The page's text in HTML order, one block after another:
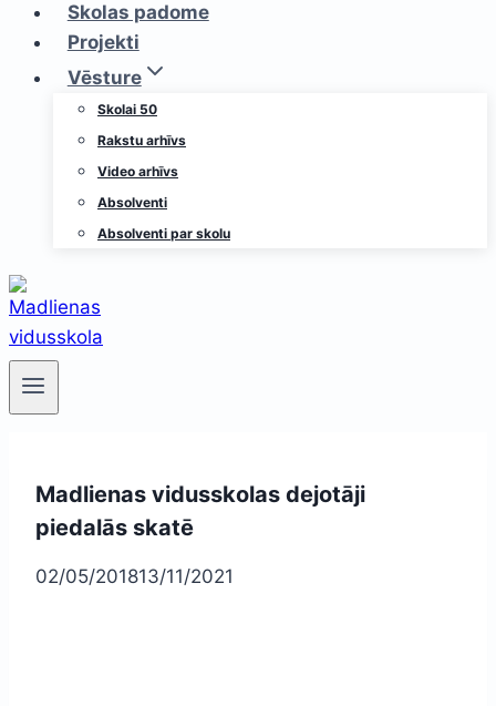
Skolas padome
Projekti
Vēsture
Skolai 50
Rakstu arhīvs
Video arhīvs
Absolventi
Absolventi par skolu
Madlienas vidusskolas dejotāji
piedalās skatē
02/05/201813/11/2021